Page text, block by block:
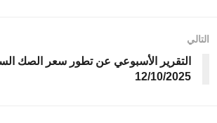
التالي
التقرير الأسبوعي عن تطور سعر الصك
12/10/2025